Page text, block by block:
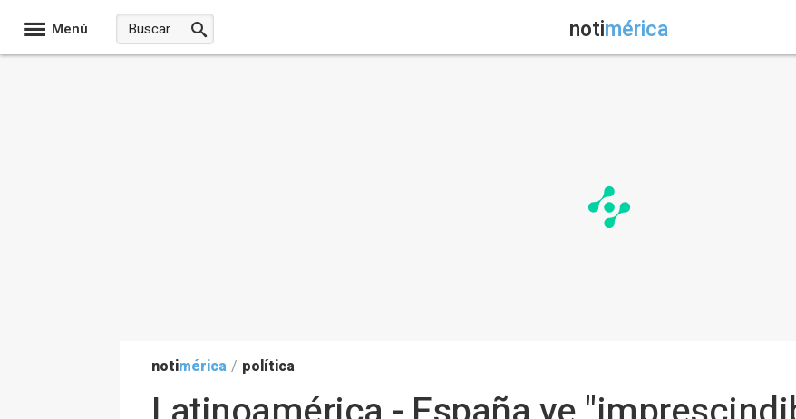
Menú notimérica
notimérica / política